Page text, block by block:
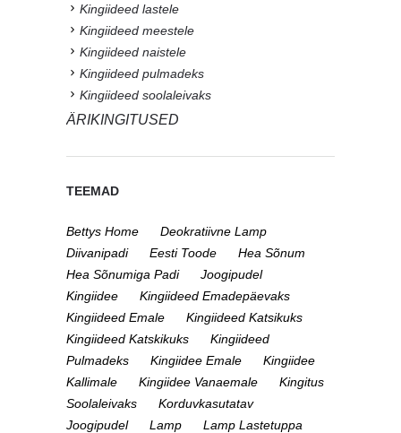
Kingiideed lastele
Kingiideed meestele
Kingiideed naistele
Kingiideed pulmadeks
Kingiideed soolaleivaks
ÄRIKINGITUSED
TEEMAD
Bettys Home
Deokratiivne Lamp
Diivanipadi
Eesti Toode
Hea Sõnum
Hea Sõnumiga Padi
Joogipudel
Kingiidee
Kingiideed Emadepäevaks
Kingiideed Emale
Kingiideed Katsikuks
Kingiideed Katskikuks
Kingiideed
Pulmadeks
Kingiidee Emale
Kingiidee
Kallimale
Kingiidee Vanaemale
Kingitus
Soolaleivaks
Korduvkasutatav
Joogipudel
Lamp
Lamp Lastetuppa